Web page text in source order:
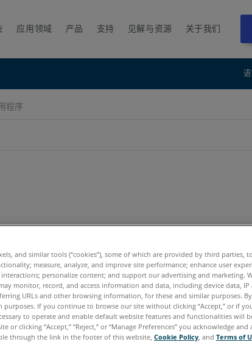
应用领域 产品 支持 见解与资源 关于我们
程序
and similar tools (“cookies”), some of which are provided by third parties,
measure, analyze, and improve site performance; enhance user
interactions; personalize content; and support our advertising and marketing.
monitor, record, and access information and data, including device data, IP
URLs and other browsing information, for these and similar purposes.
purposes. If you continue to browse our site without clicking “Accept,” or if
to operate and enable default website features and functionalities will
or clicking “Accept,” “Reject,” or “Manage Preferences” you acknowledge and
through the link in the footer of this website, Cookie Policy , and Terms of